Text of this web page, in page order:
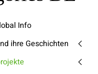
Info
ihre Geschichten